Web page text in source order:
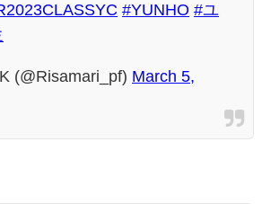
#YUNHO #ユ
(@Risamari_pf) March 5,